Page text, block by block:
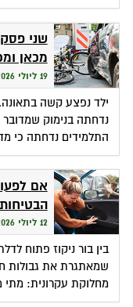
שני
מכאן
19 ליולי 2026
ילד נפצע קשה בתאונה.
נדחתה בנימוק
התלמידים נדחתה כי
אם
12 ליולי 2026
בין בור ניקוז פתוח
שמאתגרת את גבולות
מחלוקת עקרונית: מתי